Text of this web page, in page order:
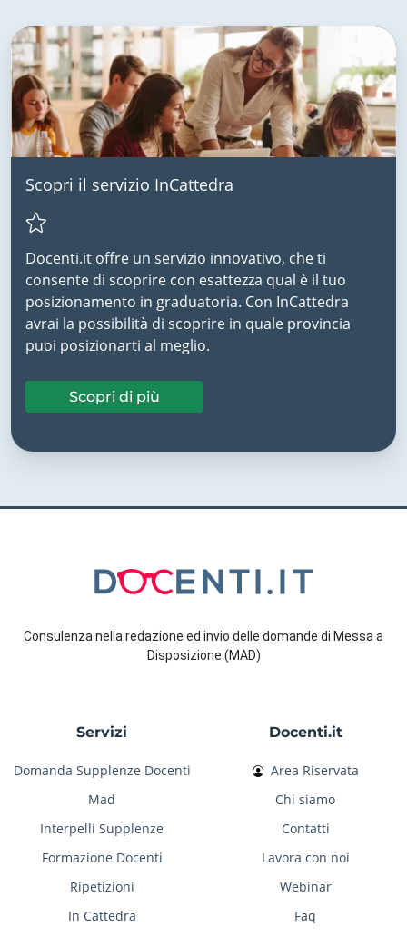
Scopri il servizio InCattedra
Docenti.it offre un servizio innovativo, che ti
consente di scoprire con esattezza qual è il tuo
posizionamento in graduatoria. Con InCattedra
avrai la possibilità di scoprire in quale provincia
puoi posizionarti al meglio.
Scopri di più
Consulenza nella redazione ed invio delle domande di Messa a
Disposizione (MAD)
Servizi
Domanda Supplenze Docenti
Mad
Interpelli Supplenze
Formazione Docenti
Ripetizioni
In Cattedra
Docenti.it
Area Riservata
Chi siamo
Contatti
Lavora con noi
Webinar
Faq